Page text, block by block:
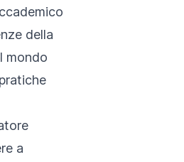
della
mondo
a